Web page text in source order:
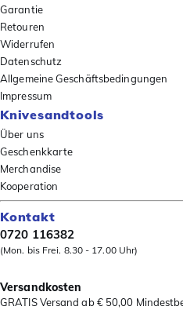
Garantie
Retouren
Widerrufen
Datenschutz
Allgemeine Geschäftsbedingungen
Impressum
Knivesandtools
Über uns
Geschenkkarte
Merchandise
Kooperation
Kontakt
0720 116382
(Mon. bis Frei. 8.30 - 17.00 Uhr)
Versandkosten
GRATIS Versand ab € 50,00